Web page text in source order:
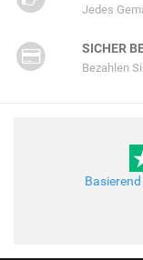
Jedes
SICHER
Bezahlen